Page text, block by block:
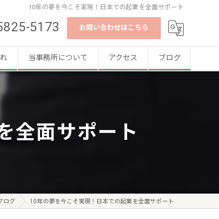
10年の夢を今こそ実現！日本での起業を全面サポート
5173 お問い合わせはこちら
当事務所について
外国人
アクセス ブログ
全面サポート
ログ 10年の夢を今こそ実現！日本での起業を全面サポート